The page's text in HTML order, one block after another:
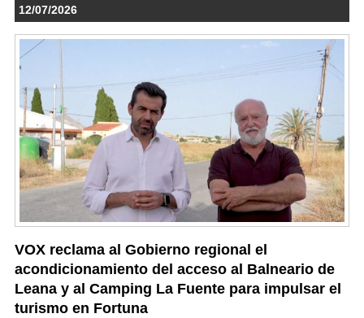
12/07/2026
VOX reclama al Gobierno regional el
acondicionamiento del acceso al Balneario de
Leana y al Camping La Fuente para impulsar el
turismo en Fortuna